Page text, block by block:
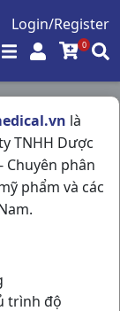
Login/Register
0
là
TNHH Dược
Chuyên phân
phẩm và các
trình độ